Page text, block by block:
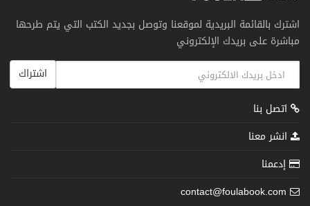
اشترك بالقائمة البريدية لموقعنا وتوصل بجديد الكتب التي يتم طرحها
مباشرة على بريدك الإلكتروني
اشتراك
اتصل بنا
انشر معنا
إدعمنا
contact@foulabook.com